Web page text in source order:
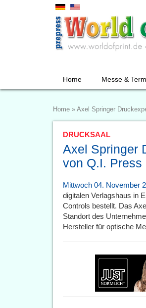
Home Messe &
Home » Axel Springer
DRUCKSAAL
Axel Springer
von Q.I. Press
Mittwoch 04. November
digitalen Verlagshaus in
Controls bestellt. Das
Standort des
Hersteller für optische